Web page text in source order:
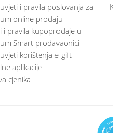
i pravila poslovanja za
online prodaju
i pravila kupoprodaje u
Smart prodavaonici
korištenja e-gift
aplikacije
cjenika